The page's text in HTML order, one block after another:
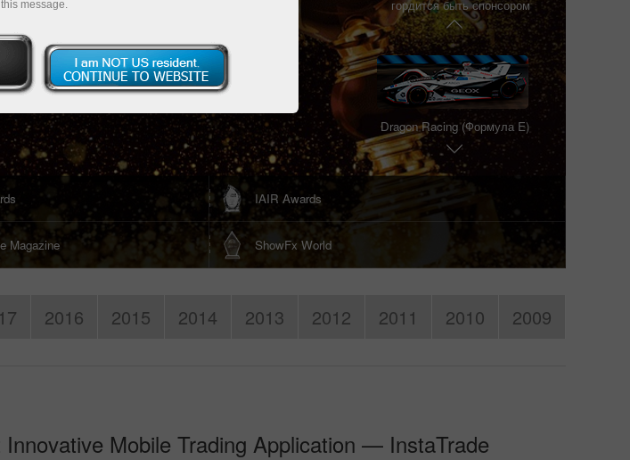
Способы пополнения / снятия средств
Пополнить торговый
счет
Вывести деньги со
гордится быть спонсором
XK "Зволен"
Dragon Racing (Формула E)
IAIR Awards
Magazine ShowFx World
2016 2015 2014 2013 2012 2011 2010 2009
Mobile Trading Application — InstaTrade
message.